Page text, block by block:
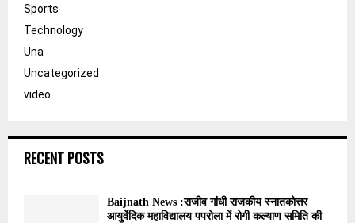
Sports
Technology
Una
Uncategorized
video
RECENT POSTS
Baijnath News :राजीव गांधी राजकीय स्नातकोत्तर
आयुर्वेदिक महाविद्यालय पपरोला में रोगी कल्याण समिति की